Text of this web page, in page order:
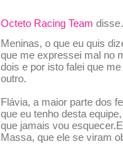
Octeto Racing Team
Meninas, o que eu quis
que me expressei mal no
dois e por isto falei que
outro.
Flávia, a maior parte dos
que eu tenho desta
que jamais vou
Massa, que ele se viram